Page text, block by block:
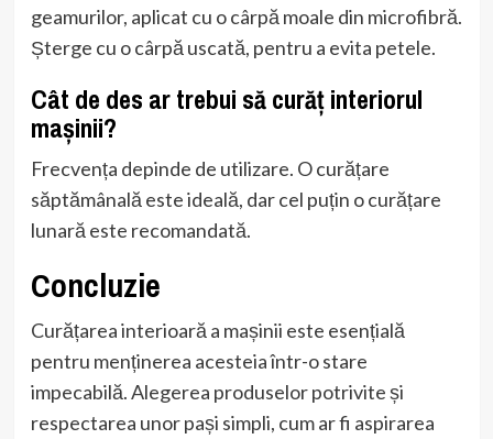
geamurilor, aplicat cu o cârpă moale din microfibră.
Șterge cu o cârpă uscată, pentru a evita petele.
Cât de des ar trebui să curăț interiorul
mașinii?
Frecvența depinde de utilizare. O curățare
săptămânală este ideală, dar cel puțin o curățare
lunară este recomandată.
Concluzie
Curățarea interioară a mașinii este esențială
pentru menținerea acesteia într-o stare
impecabilă. Alegerea produselor potrivite și
respectarea unor pași simpli, cum ar fi aspirarea